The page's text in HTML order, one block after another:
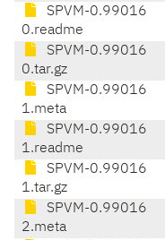
SPVM-0.99016
0.readme
SPVM-0.99016
0.tar.gz
SPVM-0.99016
1.meta
SPVM-0.99016
1.readme
SPVM-0.99016
1.tar.gz
SPVM-0.99016
2.meta